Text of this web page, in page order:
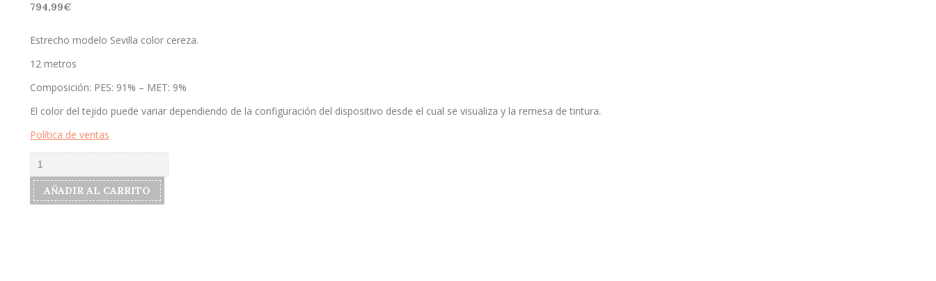
794,99€
Estrecho modelo Sevilla color cereza.
12 metros
Composición: PES: 91% – MET: 9%
El color del tejido puede variar dependiendo de la configuración del dispositivo desde el cual se visualiza y la remesa de tintura.
Política de ventas
Estrecho
"Sevilla"
color
AÑADIR AL CARRITO